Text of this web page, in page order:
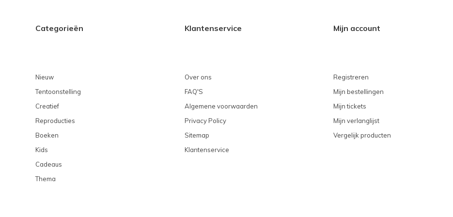
Categorieën
Nieuw
Tentoonstelling
Creatief
Reproducties
Boeken
Kids
Cadeaus
Thema
Klantenservice
Over ons
FAQ'S
Algemene voorwaarden
Privacy Policy
Sitemap
Klantenservice
Mijn account
Registreren
Mijn bestellingen
Mijn tickets
Mijn verlanglijst
Vergelijk producten